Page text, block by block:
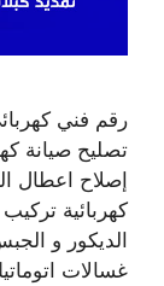
رقم فني
إصلاح اعطال
كهربائية
الديكور و
غسالات